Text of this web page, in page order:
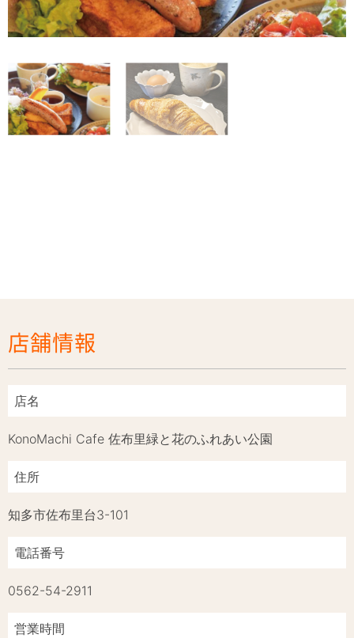
店舗情報
店名
KonoMachi Cafe 佐布里緑と花のふれあい公園
住所
知多市佐布里台3-101
電話番号
0562-54-2911
営業時間